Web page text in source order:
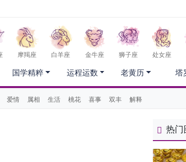
摩羯座 白羊座 金牛座 狮子座 处女座
爱情 属相 生活 桃花 喜事 双丰 解释
国学精粹 运程运数 老黄历 塔
热